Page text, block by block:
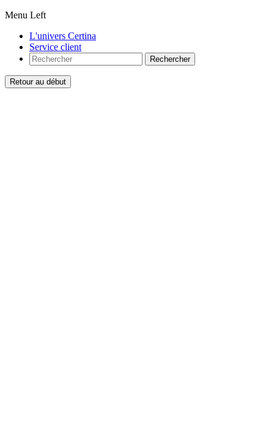
Menu Left
L'univers Certina
Service client
Rechercher
Retour au début